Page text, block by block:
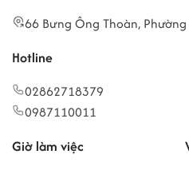
66 Bưng Ông Thoàn, Phường
Hotline
02862718379
0987110011
Giờ làm việc